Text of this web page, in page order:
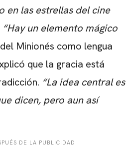
en las estrellas del cine
“Hay un elemento mágico
Minionés como lengua
que la gracia está
“La idea central es
dicen, pero aun así
DE LA PUBLICIDAD